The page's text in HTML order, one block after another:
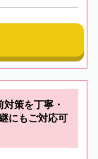
策を丁寧・
にもご対応可